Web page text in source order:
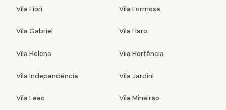
Vila Fiori Vila Formosa
Vila Gabriel Vila Haro
Vila Helena Vila Hortência
Vila Independência Vila Jardini
Vila Leão Vila Mineirão